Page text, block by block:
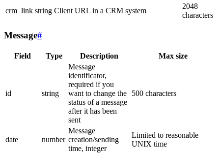
crm_link string Client URL in a CRM system
2048
characters
Message#
Field Type Description Max size
id string
Message
identificator,
required if you
want to change the
status of a message
after it has been
sent
500 characters
date number
Message
creation/sending
time, integer
Limited to reasonable
UNIX time